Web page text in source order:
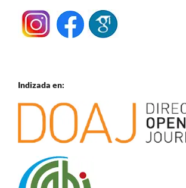
Indizada en: